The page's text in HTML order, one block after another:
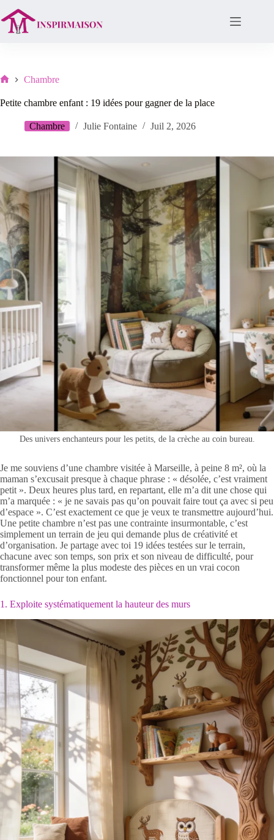
au
contenu
Chambre
Petite chambre enfant : 19 idées pour gagner de la place
Chambre Julie Fontaine Juil 2, 2026
Des univers enchanteurs pour les petits, de la crèche au coin bureau.
Je me souviens d’une chambre visitée à Marseille, à peine 8 m², où la
maman s’excusait presque à chaque phrase : « désolée, c’est vraiment
petit ». Deux heures plus tard, en repartant, elle m’a dit une chose qui
m’a marquée : « je ne savais pas qu’on pouvait faire tout ça avec si peu
d’espace ». C’est exactement ce que je veux te transmettre aujourd’hui.
Une petite chambre n’est pas une contrainte insurmontable, c’est
simplement un terrain de jeu qui demande plus de créativité et
d’organisation. Je partage avec toi 19 idées testées sur le terrain,
chacune avec son temps, son prix et son niveau de difficulté, pour
transformer même la plus modeste des pièces en un vrai cocon
fonctionnel pour ton enfant.
1. Exploite systématiquement la hauteur des murs